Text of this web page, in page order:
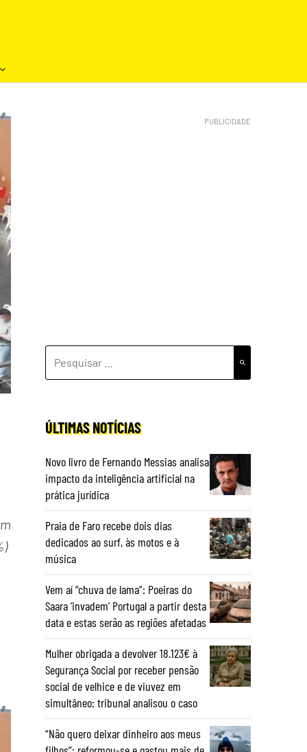
POR:
ÚLTIMAS NOTÍCIAS
Novo livro de Fernando Messias analisa
impacto da inteligência artificial na
prática jurídica
Praia de Faro recebe dois dias
dedicados ao surf, às motos e à
música
Vem aí “chuva de lama”: Poeiras do
Saara ‘invadem’ Portugal a partir desta
data e estas serão as regiões afetadas
Mulher obrigada a devolver 18.123€ à
Segurança Social por receber pensão
social de velhice e de viuvez em
simultâneo: tribunal analisou o caso
“Não quero deixar dinheiro aos meus